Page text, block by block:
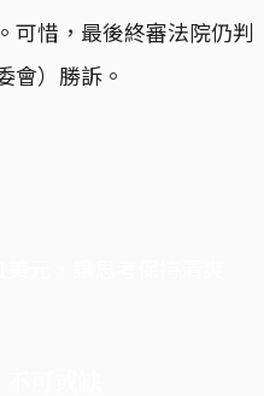
可惜，最後終審法院仍判
會）勝訴。